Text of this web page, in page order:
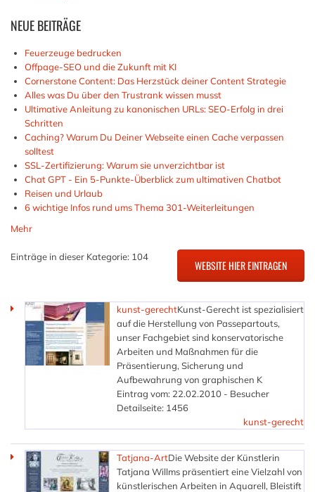
NEUEBEITRÄGE
Feuerzeuge bedrucken
Offpage-SEO und die Zukunft mit KI
Cornerstone Content: Das Herzstück deiner Content Strategie
Alles was Du über den Trustrank wissen musst
Ultimative Anleitung zu kanonischen URLs: SEO-Erfolg in drei
Schritten
Caching? Warum Du Deiner Webseite einen Cache verpassen
solltest
SSL-Zertifizierung: Warum sie unverzichtbar ist
Chat GPT - Ein 5-Punkte-Überblick zum ultimativen Chatbot
Reisen und Urlaub
6 wichtige Infos rund ums Thema 301-Weiterleitungen
Mehr
Einträge in dieser Kategorie: 104
kunst-gerechtKunst-Gerecht ist spezialisiert
auf die Herstellung von Passepartouts,
unser Fachgebiet sind konservatorische
Arbeiten und Maßnahmen für die
Präsentierung, Sicherung und
Aufbewahrung von graphischen K
Eintrag vom: 22.02.2010 - Besucher
Detailseite: 1456
kunst-gerecht
Tatjana-ArtDie Website der Künstlerin
Tatjana Willms präsentiert eine Vielzahl von
künstlerischen Arbeiten in Aquarell, Bleistift